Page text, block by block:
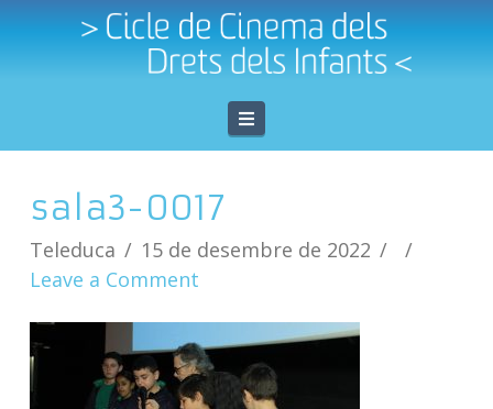
Navigation
sala3-0017
Teleduca
15 de desembre de 2022
Leave a Comment